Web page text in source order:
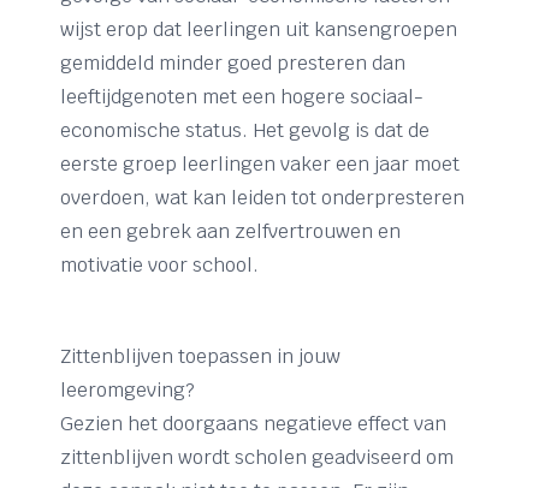
wijst erop dat leerlingen uit kansengroepen
gemiddeld minder goed presteren dan
leeftijdgenoten met een hogere sociaal-
economische status. Het gevolg is dat de
eerste groep leerlingen vaker een jaar moet
overdoen, wat kan leiden tot onderpresteren
en een gebrek aan zelfvertrouwen en
motivatie voor school.
Zittenblijven toepassen in jouw
leeromgeving?
Gezien het doorgaans negatieve effect van
zittenblijven wordt scholen geadviseerd om